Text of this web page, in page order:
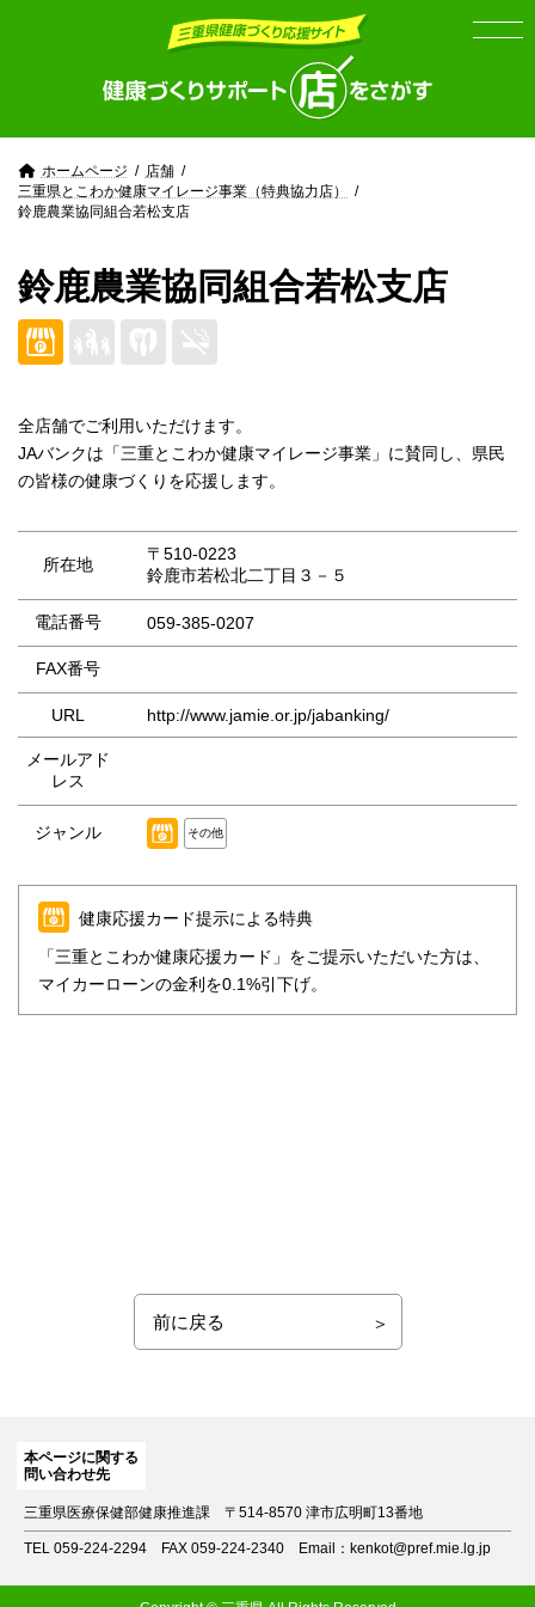
ホームページ
店舗
三重県とこわか健康マイレージ事業（特典協力店）
鈴鹿農業協同組合若松支店
鈴鹿農業協同組合若松支店
全店舗でご利用いただけます。
JAバンクは「三重とこわか健康マイレージ事業」に賛同し、県民
の皆様の健康づくりを応援します。
所在地
〒510-0223
鈴鹿市若松北二丁目３－５
電話番号 059-385-0207
FAX番号
URL http://www.jamie.or.jp/jabanking/
メールアド
レス
ジャンル その他
健康応援カード提示による特典
「三重とこわか健康応援カード」をご提示いただいた方は、
マイカーローンの金利を0.1%引下げ。
前に戻る
本ページに関する
問い合わせ先
三重県医療保健部健康推進課 〒514-8570 津市広明町13番地
TEL 059-224-2294 FAX 059-224-2340 Email：kenkot@pref.mie.lg.jp